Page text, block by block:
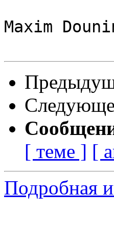
Maxim
[ теме ] [
Подробная